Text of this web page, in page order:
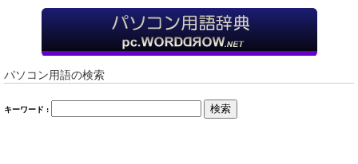
パソコン用語の検索
キーワード : 検索